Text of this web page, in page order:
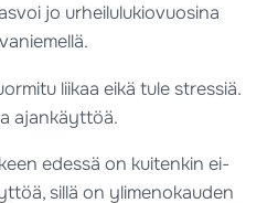
jo urheilulukiovuosina
liikaa eikä tule stressiä.
ajankäyttöä.
edessä on kuitenkin ei-
sillä on ylimenokauden